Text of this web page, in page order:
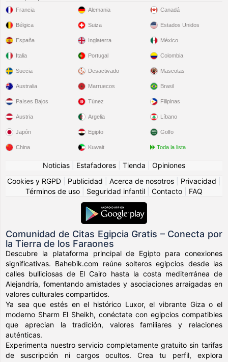
Francia
Bélgica
España
Italia
Suecia
Alemania
Suiza
Inglaterra
Portugal
Desactivado
Canadá
Estados Unidos
México
Colombia
Mascotas
Australia
Países Bajos
Austria
Japón
China
Marruecos
Túnez
Argelia
Egipto
Kuwait
Brasil
Filipinas
Líbano
Golfo
Toda la lista
Noticias Estafadores Tienda
Opiniones
Cookies y RGPD
Publicidad Acerca de nosotros Privacidad
Términos de uso
Seguridad infantil Contacto FAQ
Comunidad de Citas Egipcia Gratis – Conecta por
la Tierra de los Faraones
Descubre la plataforma principal de Egipto para conexiones
significativas. Bahebik.com reúne solteros egipcios desde las
calles bulliciosas de El Cairo hasta la costa mediterránea de
Alejandría, fomentando amistades y asociaciones arraigadas en
valores culturales compartidos.
Ya sea que estés en el histórico Luxor, el vibrante Giza o el
moderno Sharm El Sheikh, conéctate con egipcios compatibles
que aprecian la tradición, valores familiares y relaciones
auténticas.
Experimenta nuestro servicio completamente gratuito sin tarifas
de suscripción ni cargos ocultos. Crea tu perfil, explora